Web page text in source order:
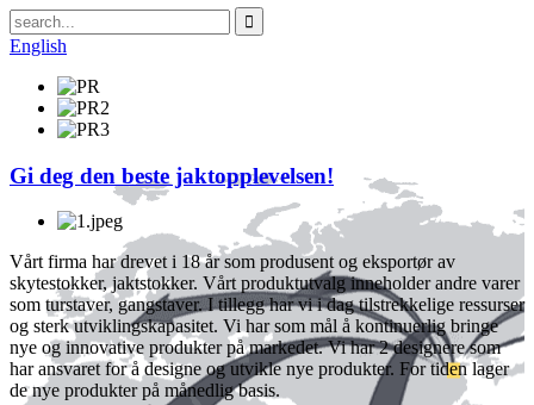
English
Gi deg den beste jaktopplevelsen!
Vårt firma har drevet i 18 år som produsent og eksportør av
skytestokker, jaktstokker. Vårt produktutvalg inneholder andre varer
som turstaver, gangstaver. I tillegg har vi i dag tilstrekkelige ressurser
og sterk utviklingskapasitet. Vi har som mål å kontinuerlig bringe
nye og innovative produkter på markedet. Vi har 2 designere som
har ansvaret for å designe og utvikle nye produkter. For tiden lager
de nye produkter på månedlig basis.